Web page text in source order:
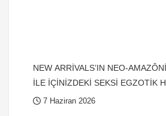
NEW ARRİVALS’IN NEO-
İLE İÇİNİZDEKİ SEKSİ EGZOTİK
7 Haziran 2026